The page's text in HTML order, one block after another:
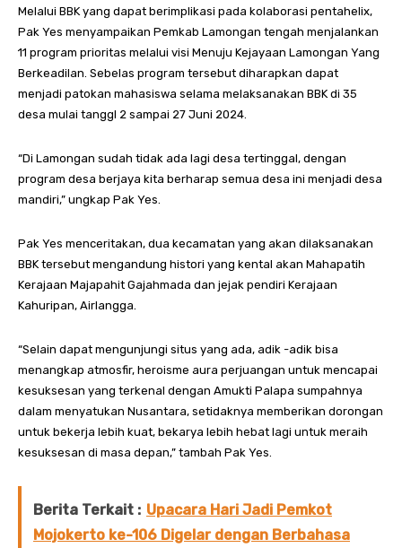
Melalui BBK yang dapat berimplikasi pada kolaborasi pentahelix,
Pak Yes menyampaikan Pemkab Lamongan tengah menjalankan
11 program prioritas melalui visi Menuju Kejayaan Lamongan Yang
Berkeadilan. Sebelas program tersebut diharapkan dapat
menjadi patokan mahasiswa selama melaksanakan BBK di 35
desa mulai tanggl 2 sampai 27 Juni 2024.
“Di Lamongan sudah tidak ada lagi desa tertinggal, dengan
program desa berjaya kita berharap semua desa ini menjadi desa
mandiri,” ungkap Pak Yes.
Pak Yes menceritakan, dua kecamatan yang akan dilaksanakan
BBK tersebut mengandung histori yang kental akan Mahapatih
Kerajaan Majapahit Gajahmada dan jejak pendiri Kerajaan
Kahuripan, Airlangga.
“Selain dapat mengunjungi situs yang ada, adik -adik bisa
menangkap atmosfir, heroisme aura perjuangan untuk mencapai
kesuksesan yang terkenal dengan Amukti Palapa sumpahnya
dalam menyatukan Nusantara, setidaknya memberikan dorongan
untuk bekerja lebih kuat, bekarya lebih hebat lagi untuk meraih
kesuksesan di masa depan,” tambah Pak Yes.
Berita Terkait : Upacara Hari Jadi Pemkot
Mojokerto ke-106 Digelar dengan Berbahasa